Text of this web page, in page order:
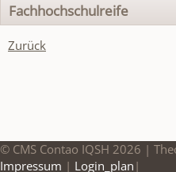
Fachhochschulreife
Zurück
© CMS Contao IQSH 2026 |
Impressum | Login_plan |